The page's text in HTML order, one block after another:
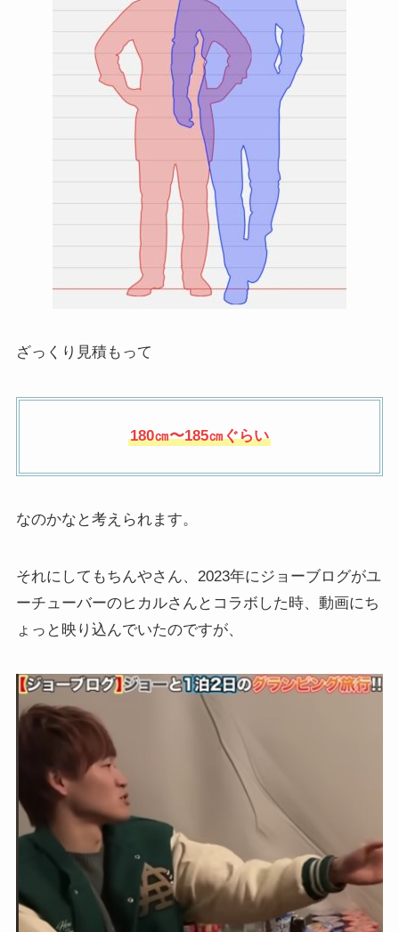
ざっくり見積もって
180㎝〜185㎝ぐらい
なのかなと考えられます。
それにしてもちんやさん、2023年にジョーブログがユ
ーチューバーのヒカルさんとコラボした時、動画にち
ょっと映り込んでいたのですが、